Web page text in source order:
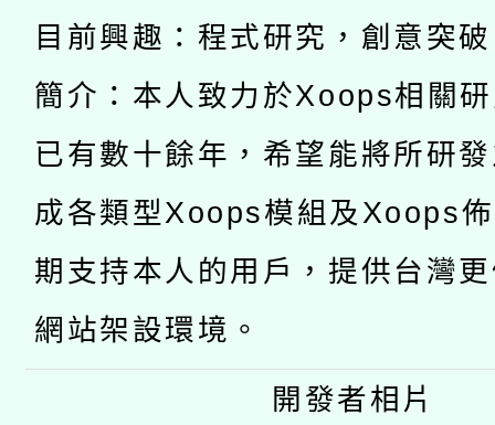
「數位內容與教學軟體
pilot」
有關大陸委員會函釋公
薪期間赴陸應申請許可
轉知經濟部水利署委託
業技術研究院辦理「
用水績優單位及節水達
動」
115年8月22日(星期六
桃園市孔廟祈福系列
開 智慧啟航」
2026年桃園地景藝術
目前興趣：程式研究，創意突
簡介：本人致力於Xoops相關
已有數十餘年，希望能將所研
成各類型Xoops模組及Xoops
期支持本人的用戶，提供台灣
網站架設環境。
開發者相片